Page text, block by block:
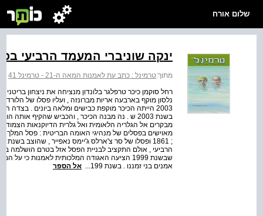
שלום אורח
ינקה שוניברי המעמד הרביעי
מתוך:טרמינל : כתב עת לאמנות המאה ה-21 - טרמינל 41
נלסון מוקף בארבעה אריות מברונזה , ועליו פסלו של
2003 הייתה הכיכר מוקפת כבישים ומלאה ביונים .
בשנת 2003 ש . נה מבנה הכיכר , והכביש שהקיף
מבקרים אל הגלריה הלאומית ואל גלרית הדיוקנאות
הרביעי , אולם התקציב לבניית הפסל אזל בטרם הושלמה
שבשנת 1999 הציעה האגודה המלכותית לאמנות
אמנים בני זמננו . בשנת 199...
אל הספר